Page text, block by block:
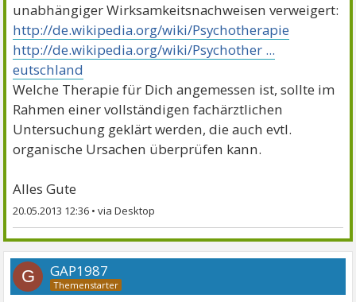
unabhängiger Wirksamkeitsnachweisen verweigert:
http://de.wikipedia.org/wiki/Psychotherapie
http://de.wikipedia.org/wiki/Psychother ...
eutschland
Welche Therapie für Dich angemessen ist, sollte im
Rahmen einer vollständigen fachärztlichen
Untersuchung geklärt werden, die auch evtl.
organische Ursachen überprüfen kann.
Alles Gute
20.05.2013 12:36 •
G GAP1987